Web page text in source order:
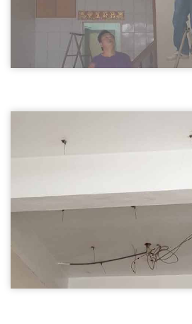
尖石鄉拆除天花板,輕鋼架天
尖石鄉拆除天花板